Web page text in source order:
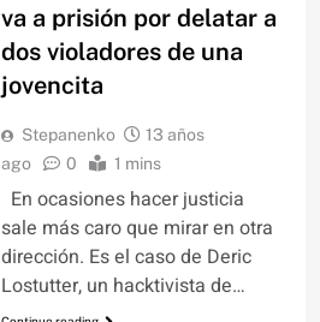
va a prisión por delatar a
dos violadores de una
jovencita
Stepanenko
13 años
ago
0 1 mins
En ocasiones hacer justicia
sale más caro que mirar en otra
dirección. Es el caso de Deric
Lostutter, un hacktivista de…